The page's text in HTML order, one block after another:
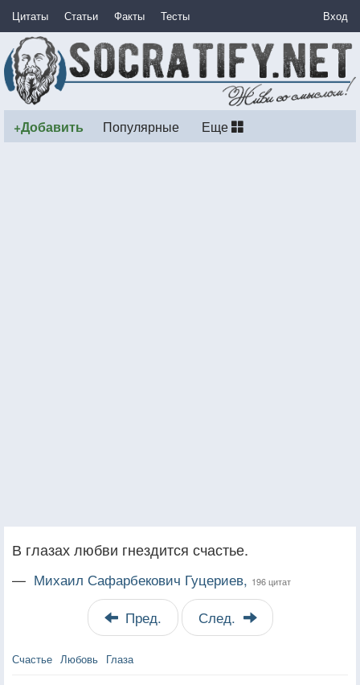
Цитаты Статьи Факты Тесты Вход
+Добавить Популярные Еще
В глазах любви гнездится счастье.
— Михаил Сафарбекович Гуцериев, 196 цитат
Пред. След.
Счастье Любовь Глаза